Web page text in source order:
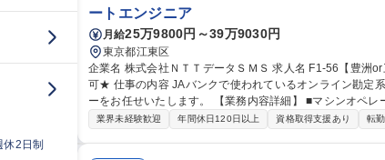
休2日制
ートエンジニア
月給25万9800円～39万9030円
東京都江東区
企業名 株式会社ＮＴＴデータＳＭＳ 求人名 F1-56【豊洲or三鷹/金融システムの運用管理】★26歳以下限定未経験
可★ 仕事の内容 JAバンクで使われているオンライン勘定系システム（金融勘定システム）の運用管理オペレータ
ーをお任せいたします。 【業務内容詳細】 ■マシンオペレーション、監視、インシデント対応 ■システム開発に伴
う運用受け入れ推進 ■改善活動、各種報告書作成 【業務
業界未経験歓迎 年間休日120日以上 資格取得支援あり 転勤